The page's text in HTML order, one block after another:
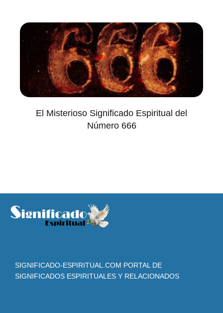
El Misterioso Significado Espiritual del
Número 666
SIGNIFICADO-ESPIRITUAL.COM PORTAL DE
SIGNIFICADOS ESPIRITUALES Y RELACIONADOS